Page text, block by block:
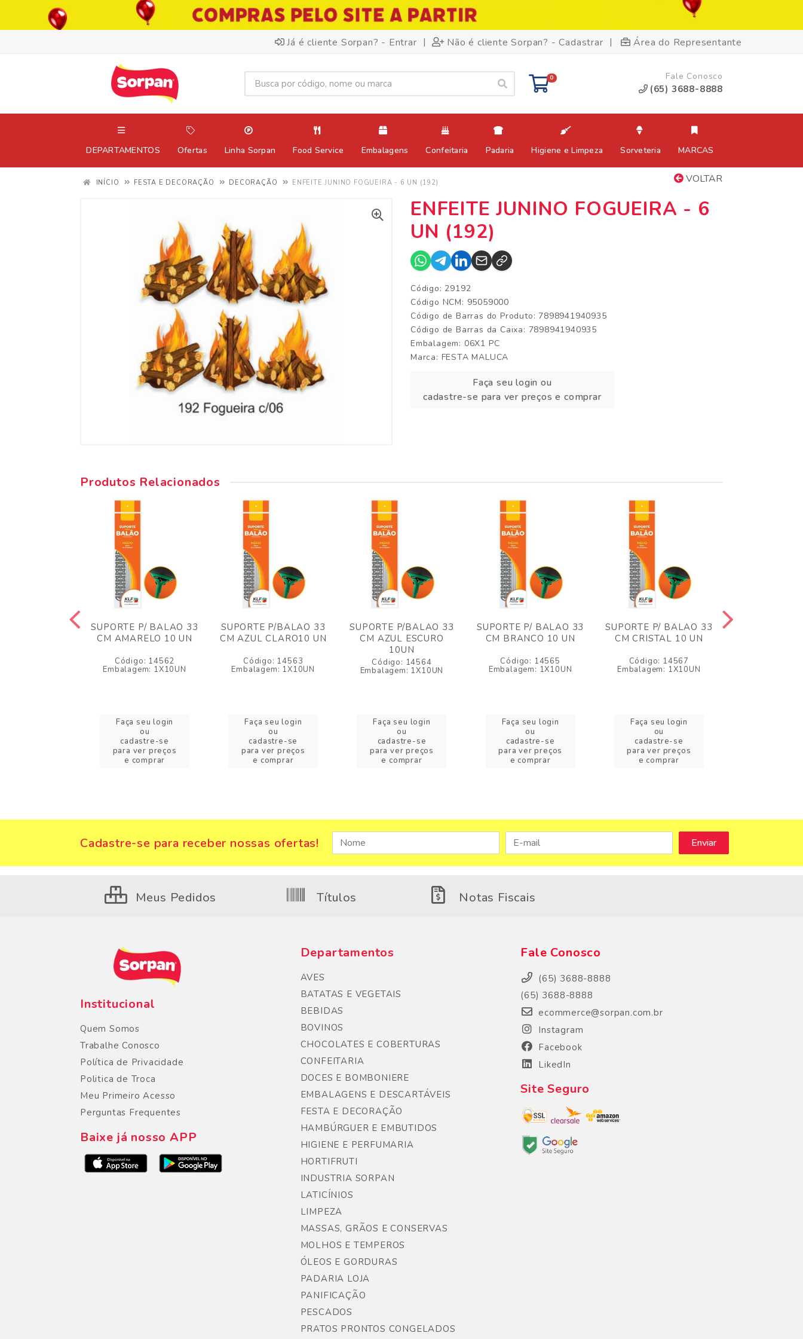
Já é cliente Sorpan? - Entrar | Não é cliente Sorpan? - Cadastrar | Área do Representante
0 Fale Conosco
(65) 3688-8888
DEPARTAMENTOS Ofertas Linha Sorpan Food Service Embalagens Confeitaria Padaria Higiene e Limpeza Sorveteria MARCAS
VOLTAR
INÍCIO FESTA E DECORAÇÃO DECORAÇÃO ENFEITE JUNINO FOGUEIRA - 6 UN (192)
ENFEITE JUNINO FOGUEIRA - 6
UN (192)
Código: 29192
Código NCM: 95059000
Código de Barras do Produto: 7898941940935
Código de Barras da Caixa: 7898941940935
Embalagem: 06X1 PC
Marca: FESTA MALUCA
Faça seu login ou
cadastre-se para ver preços e comprar
Produtos Relacionados
SUPORTE P/ BALAO 33
CM AMARELO 10 UN
Código: 14562
Embalagem: 1X10UN
Faça seu login
ou
cadastre-se
para ver preços
e comprar
SUPORTE P/BALAO 33
CM AZUL CLARO10 UN
Código: 14563
Embalagem: 1X10UN
Faça seu login
ou
cadastre-se
para ver preços
e comprar
SUPORTE P/BALAO 33
CM AZUL ESCURO
10UN
Código: 14564
Embalagem: 1X10UN
Faça seu login
ou
cadastre-se
para ver preços
e comprar
SUPORTE P/ BALAO 33
CM BRANCO 10 UN
Código: 14565
Embalagem: 1X10UN
Faça seu login
ou
cadastre-se
para ver preços
e comprar
SUPORTE P/ BALAO 33
CM CRISTAL 10 UN
Código: 14567
Embalagem: 1X10UN
Faça seu login
ou
cadastre-se
para ver preços
e comprar
Cadastre-se para receber nossas ofertas!
Meus Pedidos Títulos Notas Fiscais
Institucional
Quem Somos
Trabalhe Conosco
Política de Privacidade
Politica de Troca
Meu Primeiro Acesso
Perguntas Frequentes
Baixe já nosso APP
Departamentos
AVES
BATATAS E VEGETAIS
BEBIDAS
BOVINOS
CHOCOLATES E COBERTURAS
CONFEITARIA
DOCES E BOMBONIERE
EMBALAGENS E DESCARTÁVEIS
FESTA E DECORAÇÃO
HAMBÚRGUER E EMBUTIDOS
HIGIENE E PERFUMARIA
HORTIFRUTI
INDUSTRIA SORPAN
LATICÍNIOS
LIMPEZA
MASSAS, GRÃOS E CONSERVAS
MOLHOS E TEMPEROS
ÓLEOS E GORDURAS
PADARIA LOJA
PANIFICAÇÃO
PESCADOS
PRATOS PRONTOS CONGELADOS
Fale Conosco
(65) 3688-8888
(65) 3688-8888
ecommerce@sorpan.com.br
Instagram
Facebook
LikedIn
Site Seguro